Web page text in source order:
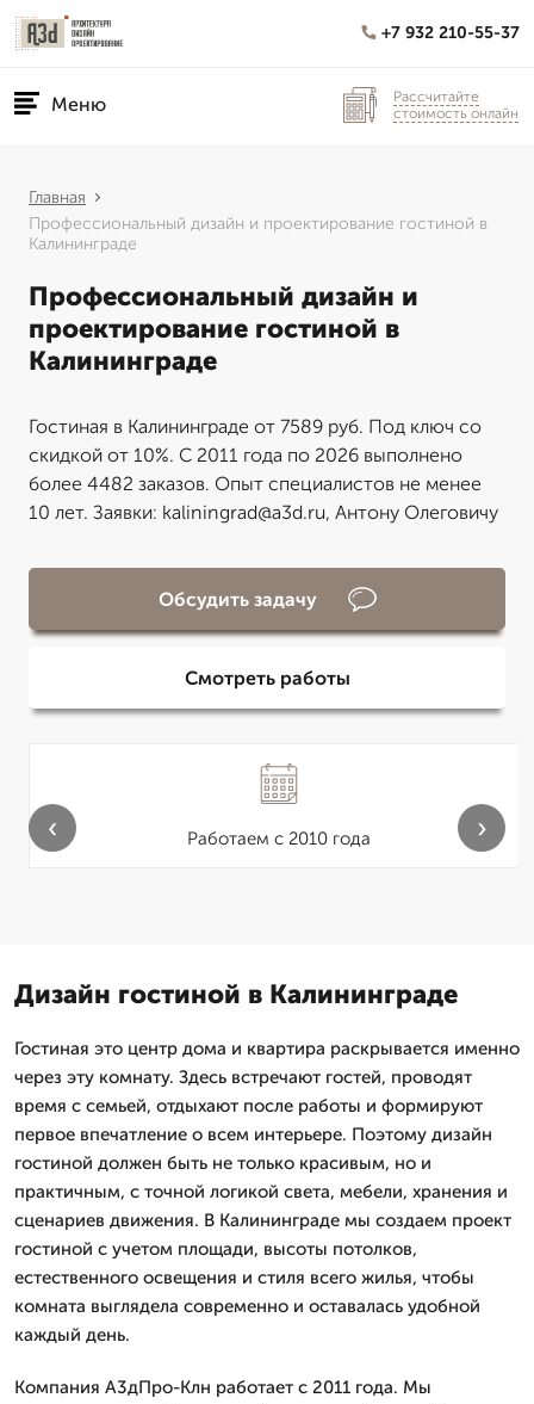
+7 932 210-55-37
Меню
Рассчитайте
стоимость онлайн
Главная
Профессиональный дизайн и проектирование гостиной в
Калининграде
Профессиональный дизайн и
проектирование гостиной в
Калининграде
Гостиная в Калининграде от 7589 руб. Под ключ со
скидкой от 10%. С 2011 года по 2026 выполнено
более 4482 заказов. Опыт специалистов не менее
10 лет. Заявки: kaliningrad@a3d.ru, Антону Олеговичу
Обсудить задачу
Смотреть работы
Работаем с 2010 года
‹ ›
Дизайн гостиной в Калининграде
Гостиная это центр дома и квартира раскрывается именно
через эту комнату. Здесь встречают гостей, проводят
время с семьей, отдыхают после работы и формируют
первое впечатление о всем интерьере. Поэтому дизайн
гостиной должен быть не только красивым, но и
практичным, с точной логикой света, мебели, хранения и
сценариев движения. В Калининграде мы создаем проект
гостиной с учетом площади, высоты потолков,
естественного освещения и стиля всего жилья, чтобы
комната выглядела современно и оставалась удобной
каждый день.
Компания А3дПро-Клн работает с 2011 года. Мы